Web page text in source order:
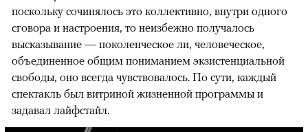
поскольку сочинялось это коллективно, внутри одного
сговора и настроения, то неизбежно получалось
высказывание — поколенческое ли, человеческое,
объединенное общим пониманием экзистенциальной
свободы, оно всегда чувствовалось. По сути, каждый
спектакль был витриной жизненной программы и
задавал лайфстайл.